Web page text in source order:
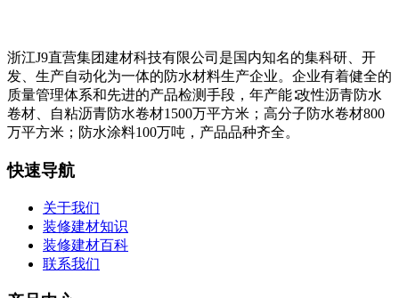
浙江J9直营集团建材科技有限公司是国内知名的集科研、开
发、生产自动化为一体的防水材料生产企业。企业有着健全的
质量管理体系和先进的产品检测手段，年产能∶改性沥青防水
卷材、自粘沥青防水卷材1500万平方米；高分子防水卷材800
万平方米；防水涂料100万吨，产品品种齐全。
快速导航
关于我们
装修建材知识
装修建材百科
联系我们